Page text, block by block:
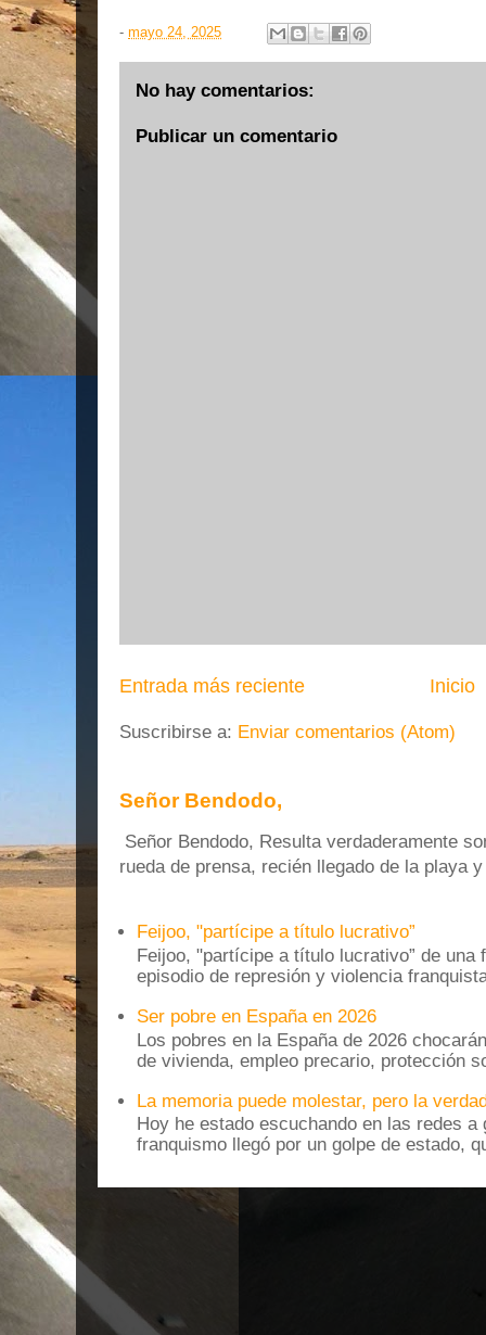
- mayo 24, 2025
No hay comentarios:
Publicar un comentario
Entrada más reciente Inicio
Suscribirse a: Enviar comentarios (Atom)
Señor Bendodo,
Señor Bendodo, Resulta verdaderamente
rueda de prensa, recién llegado de la playa
Feijoo, "partícipe a título lucrativo”
Feijoo, "partícipe a título lucrativo” de una
episodio de represión y violencia
Ser pobre en España en 2026
Los pobres en la España de 2026
de vivienda, empleo precario, protección
La memoria puede molestar, pero la
Hoy he estado escuchando en las redes
franquismo llegó por un golpe de estado,